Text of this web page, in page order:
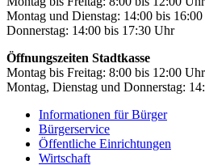
Montag und Dienstag: 14:00 bis
Donnerstag: 14:00 bis 17:30 Uhr
Öffnungszeiten Stadtkasse
Montag bis Freitag: 8:00 bis 12:00 Uhr
Montag, Dienstag und Donnerstag:
Informationen für Bürger
Bürgerservice
Öffentliche Einrichtungen
Wirtschaft